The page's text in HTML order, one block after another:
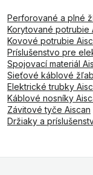
Perforované a plné
Korytované potrubie
Kovové potrubie
Príslušenstvo pre
Spojovací materiál
Sieťové káblové
Elektrické trubky
Káblové nosníky
Závitové tyče Aiscan
Držiaky a